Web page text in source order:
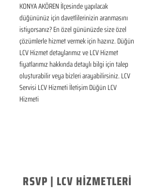
KONYA AKÖREN İlçesinde yapılacak
düğününüz için davetlilerinizin aranmasını
istiyorsanız? En özel gününüzde size özel
çözümlerle hizmet vermek için hazırız. Düğün
LCV Hizmet detaylarımız ve LCV Hizmet
fiyatlarımız hakkında detaylı bilgi için talep
oluşturabilir veya bizleri arayabilirsiniz. LCV
Servisi LCV Hizmeti İletişim Düğün LCV
Hizmeti
RSVP | LCV HİZMETLERİ